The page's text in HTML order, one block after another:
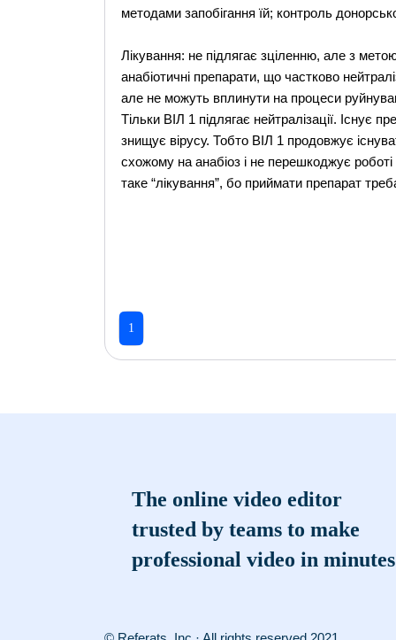
методами запобігання їй; контроль
Лікування: не підлягає зціленню, але з
анабіотичні препарати, що частково
але не можуть вплинути на процеси
Тільки ВІЛ 1 підлягає нейтралізації. Існує
знищує вірусу. Тобто ВІЛ 1 продовжує
схожому на анабіоз і не перешкоджує
таке “лікування”, бо приймати препарат
1
The online video editor
trusted by teams to make
professional video in minutes